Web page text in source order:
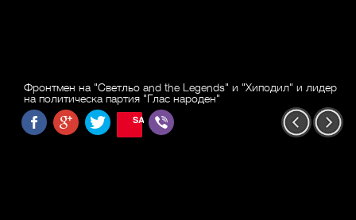
Фронтмен на "Светльо and the Legends" и "Хиподил" и лидер
на политическа партия "Глас народен"
SAVE